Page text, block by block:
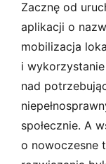
Zacznę od
aplikacji o
mobilizacja
i
nad
społecznie. A
o nowoczesne